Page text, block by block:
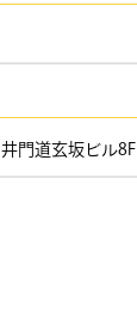
門道玄坂ビル8F